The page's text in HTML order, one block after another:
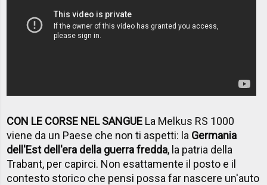
CON LE CORSE NEL SANGUE La Melkus RS 1000
viene da un Paese che non ti aspetti: la Germania
dell'Est dell'era della guerra fredda, la patria della
Trabant, per capirci. Non esattamente il posto e il
contesto storico che pensi possa far nascere un'auto